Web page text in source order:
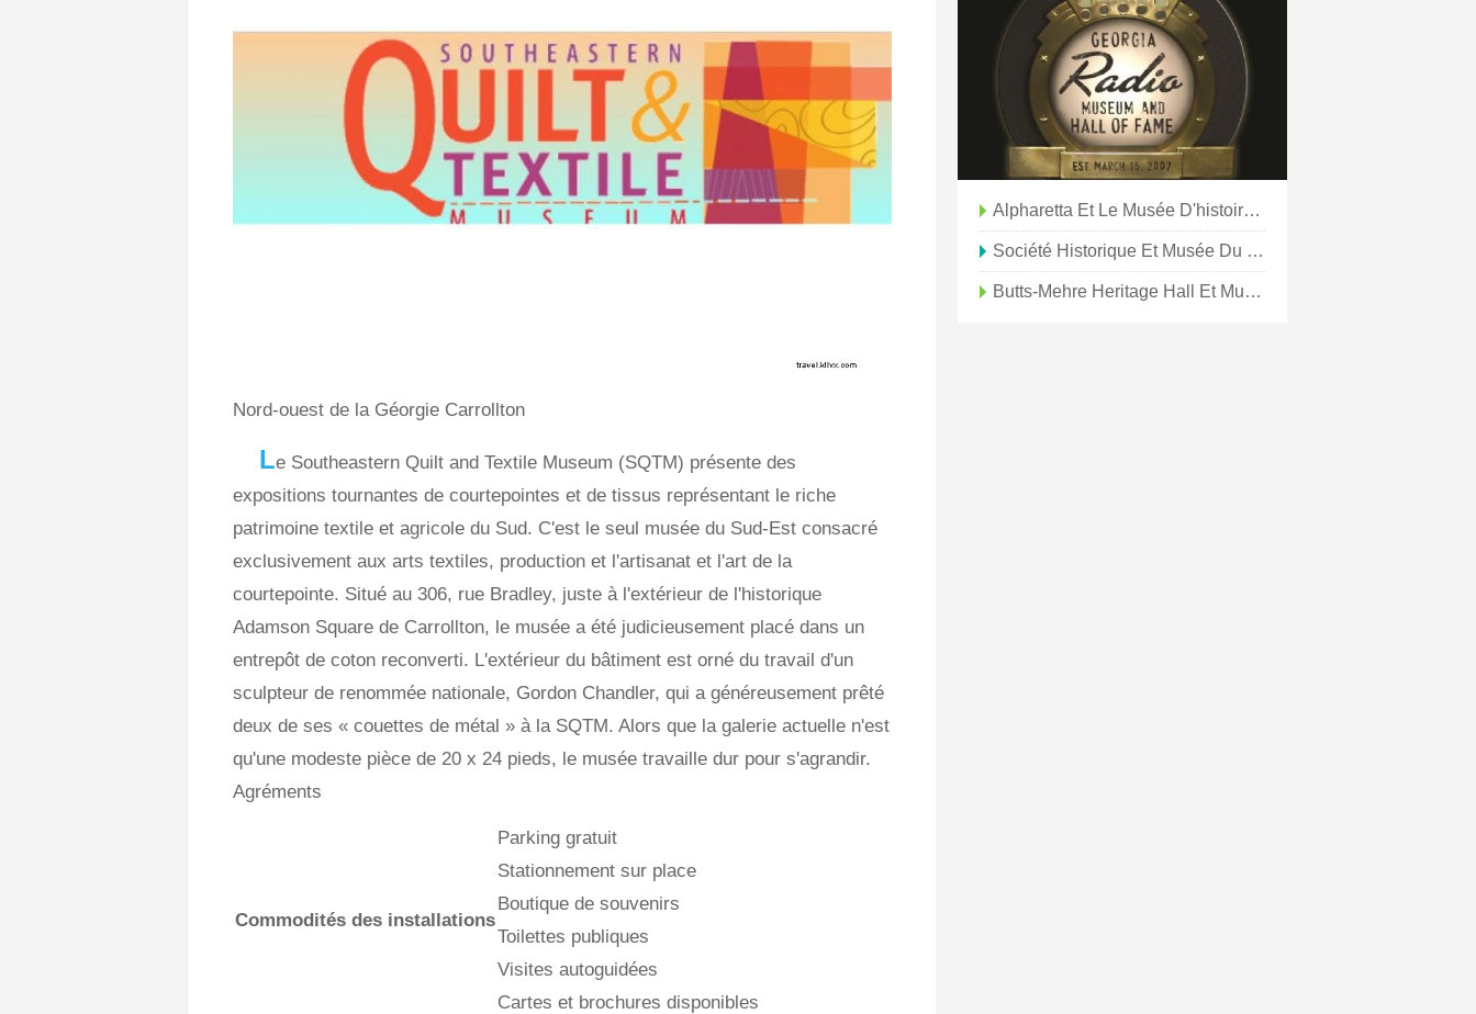
Nord-ouest de la Géorgie Carrollton
Le Southeastern Quilt and Textile Museum (SQTM) présente des
expositions tournantes de courtepointes et de tissus représentant le riche
patrimoine textile et agricole du Sud. C'est le seul musée du Sud-Est consacré
exclusivement aux arts textiles, production et l'artisanat et l'art de la
courtepointe. Situé au 306, rue Bradley, juste à l'extérieur de l'historique
Adamson Square de Carrollton, le musée a été judicieusement placé dans un
entrepôt de coton reconverti. L'extérieur du bâtiment est orné du travail d'un
sculpteur de renommée nationale, Gordon Chandler, qui a généreusement prêté
deux de ses « couettes de métal » à la SQTM. Alors que la galerie actuelle n'est
qu'une modeste pièce de 20 x 24 pieds, le musée travaille dur pour s'agrandir.
Agréments
Commodités des installations
Parking gratuit
Stationnement sur place
Boutique de souvenirs
Toilettes publiques
Visites autoguidées
Cartes et brochures disponibles
Alpharetta Et Le Musée D'histoire Du Comté De Old Milton
Société Historique Et Musée Du Comté De Lowndes
Butts-Mehre Heritage Hall Et Musée Des Sports